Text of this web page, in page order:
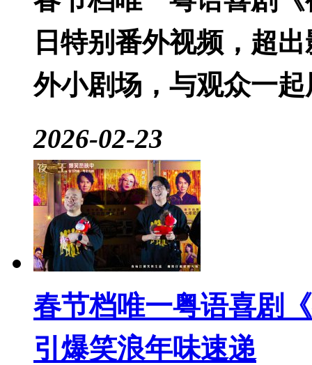
日特别番外视频，超
外小剧场，与观众一
2026-02-23
春节档唯一粤语喜剧
引爆笑浪年味速递